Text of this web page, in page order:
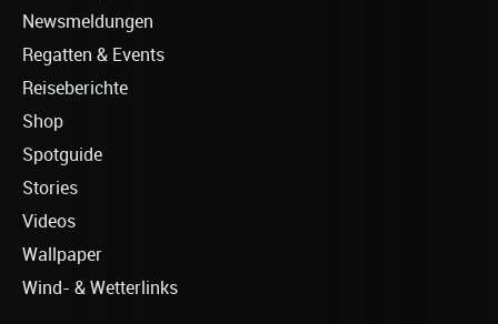
Newsmeldungen
Regatten & Events
Reiseberichte
Shop
Spotguide
Stories
Videos
Wallpaper
Wind- & Wetterlinks